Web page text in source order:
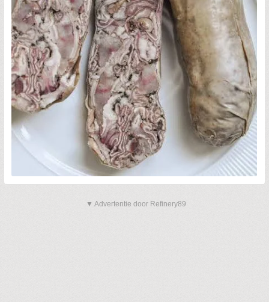
▼ Advertentie door Refinery89